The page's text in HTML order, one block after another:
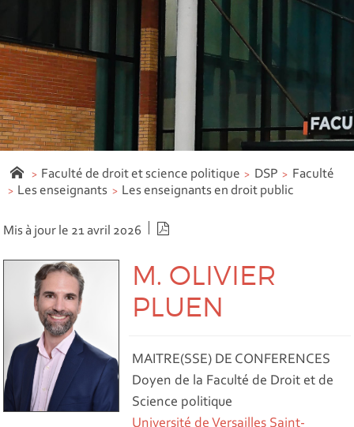
Faculté de droit et science politique DSP
Faculté
Les enseignants
Les enseignants en droit public
Mis à jour le 21 avril 2026
M. OLIVIER
PLUEN
MAITRE(SSE) DE CONFERENCES
Doyen de la Faculté de Droit et de
Science politique
Université de Versailles Saint-